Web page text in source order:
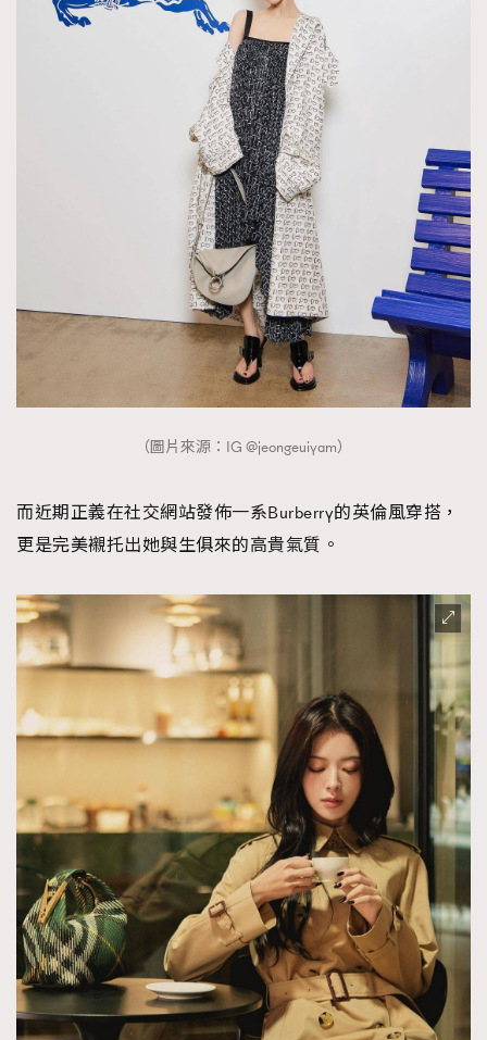
（圖片來源：IG @jeongeuiyam）
而近期正義在社交網站發佈一系Burberry的英倫風穿搭，
更是完美襯托出她與生俱來的高貴氣質。